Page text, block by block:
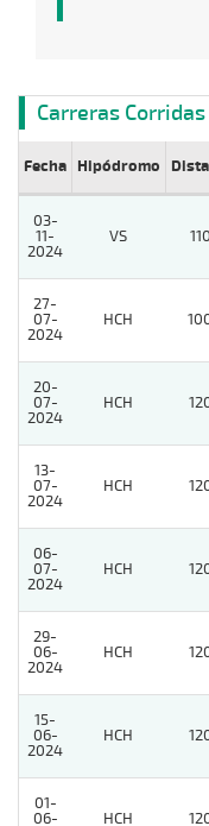
Carreras Corridas
Fecha Hipódromo
03-
11-
2024
VS
27-
07-
2024
HCH
20-
07-
2024
HCH
13-
07-
2024
HCH
06-
07-
2024
HCH
29-
06-
2024
HCH
15-
06-
2024
HCH
01-
06-
HCH